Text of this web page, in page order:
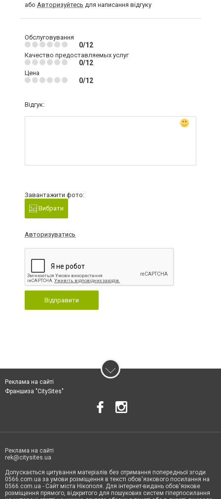
або Авторизуйтесь для написання відгуку
Обслуговування
0/12
Качество предоставляемых услуг
0/12
Цена
0/12
Відгук:
Завантажити фото:
Вибрати
Авторизуватись
Відправити
Реклама на сайті
Франшиза "CitySites"
Реклама на сайті
rek@citysites.ua
Допускається цитування матеріалів без отримання попередньої згоди
0566.com.ua за умови розміщення в тексті обов'язкового посилання на
0566.com.ua - Сайт міста Нікополя. Для інтернет-видань обов'язкове
розміщення прямого, відкритого для пошукових систем гіперпосилання